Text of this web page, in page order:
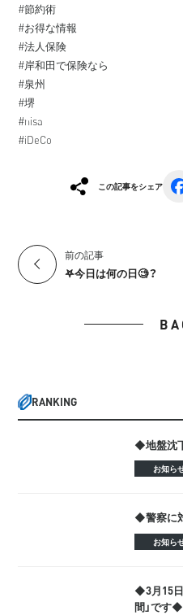
#節約術
#お得な情報
#法人保険
#岸和田で保険なら
#泉州
#堺
#nisa
#iDeCo
この記事をシェア
前の記事
𖤐今日は何の日🧐？
RANKING
◆地盤沈
お知ら
◆警察に
お知ら
◆3月15日
間」です◆